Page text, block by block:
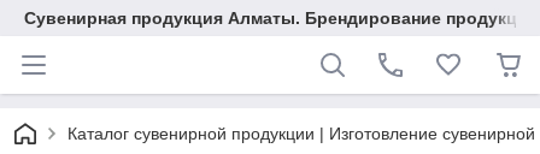
Сувенирная продукция Алматы. Брендирование
Каталог сувенирной продукции | Изготовление